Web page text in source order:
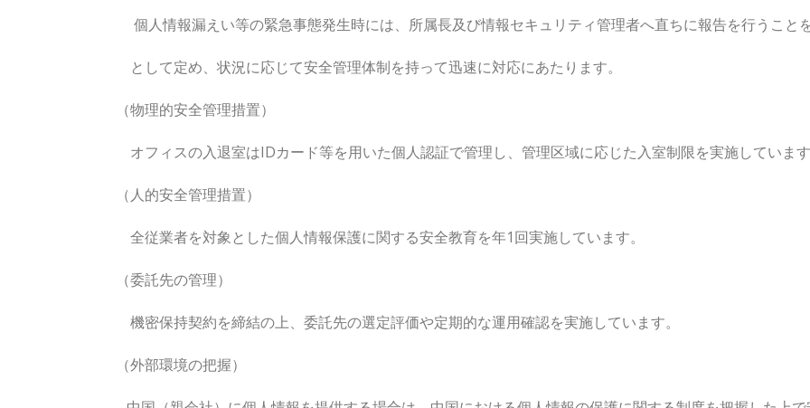
個人情報漏えい等の緊急事態発生時には、所属長及び情報セキュリティ管理者へ直ちに報告を行うこと
として定め、状況に応じて安全管理体制を持って迅速に対応にあたります。
（物理的安全管理措置）
オフィスの入退室はIDカード等を用いた個人認証で管理し、管理区域に応じた入室制限を実施しています
（人的安全管理措置）
全従業者を対象とした個人情報保護に関する安全教育を年1回実施しています。
（委託先の管理）
機密保持契約を締結の上、委託先の選定評価や定期的な運用確認を実施しています。
（外部環境の把握）